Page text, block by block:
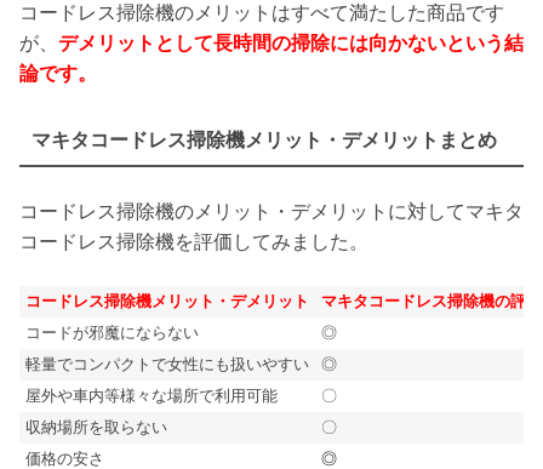
コードレス掃除機のメリットはすべて満たした商品です
が、 デメリットとして長時間の掃除には向かないという結
論です。
マキタコードレス掃除機メリット・デメリットまとめ
コードレス掃除機のメリット・デメリットに対してマキタ
コードレス掃除機を評価してみました。
コードレス掃除機メリット・デメリット
マキタコードレス掃除機の評価
コードが邪魔にならない
◎
軽量でコンパクトで女性にも扱いやすい
◎
屋外や車内等様々な場所で利用可能
〇
収納場所を取らない
〇
価格の安さ
◎